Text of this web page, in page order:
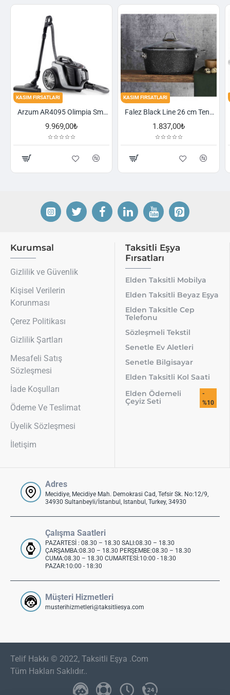
Arzum AR4095 Olimpia Smart Cyclone Filtreli Süpürge - Füme
KASIM FIRSATLARI
Falez Black Line 26 cm Tencere
1.837,00₺
KASIM FIRSATLARI
2.521,00₺
Kurumsal
Gizlilik ve Güvenlik
Kişisel Verilerin
Korunması
Çerez Politikası
Gizlilik Şartları
Mesafeli Satış
Sözleşmesi
İade Koşulları
Ödeme Ve Teslimat
Üyelik Sözleşmesi
İletişim
Taksitli Eşya
Fırsatları
Elden Taksitli Mobilya
Elden Taksitli Beyaz Eşya
Elden Taksitle Cep
Telefonu
Sözleşmeli Tekstil
Senetle Ev Aletleri
Senetle Bilgisayar
Elden Taksitli Kol Saati
Elden Ödemeli
Çeyiz Seti
-
%10
Adres
Mecidiye, Mecidiye Mah. Demokrasi Cad, Tefsir Sk. No:12/9,
34930 Sultanbeyli/İstanbul, Istanbul, Turkey, 34930
Çalışma Saatleri
PAZARTESİ : 08.30 – 18.30 SALI:08.30 – 18.30
ÇARŞAMBA:08.30 – 18.30 PERŞEMBE:08.30 – 18.30
CUMA:08.30 – 18.30 CUMARTESİ:10:00 - 18:30
PAZAR:10:00 - 18:30
Müşteri Hizmetleri
musterihizmetleri@taksitliesya.com
Telif Hakkı © 2022, Taksitli Eşya .Com
Tüm Hakları Saklıdır..